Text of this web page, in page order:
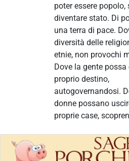
poter essere popolo,
diventare stato. Di
una terra di pace.
diversità delle
etnie, non provochi
Dove la gente possa
proprio destino,
autogovernandosi.
donne possano
proprie case,